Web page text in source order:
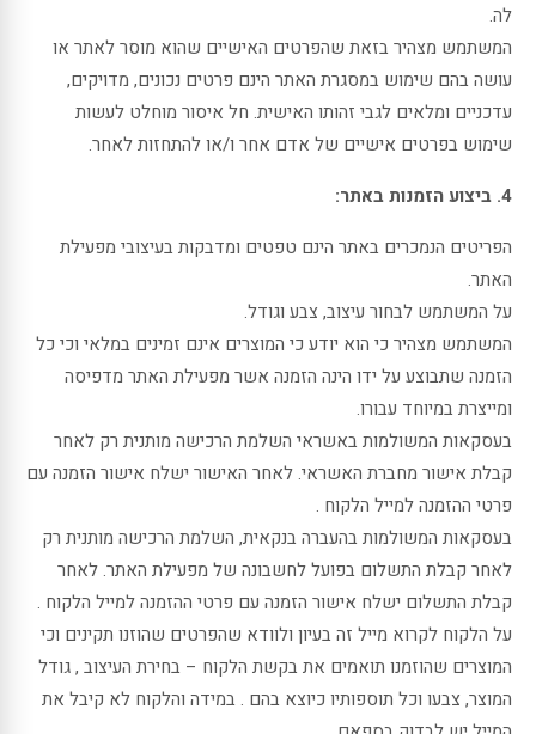
לה.
המשתמש מצהיר בזאת שהפרטים האישיים שהוא מוסר לאתר או
עושה בהם שימוש במסגרת האתר הינם פרטים נכונים, מדויקים,
עדכניים ומלאים לגבי זהותו האישית. חל איסור מוחלט לעשות
שימוש בפרטים אישיים של אדם אחר ו/או להתחזות לאחר.
4. ביצוע הזמנות באתר:
הפריטים הנמכרים באתר הינם טפטים ומדבקות בעיצובי מפעילת
האתר.
על המשתמש לבחור עיצוב, צבע וגודל.
המשתמש מצהיר כי הוא יודע כי המוצרים אינם זמינים במלאי וכי כל
הזמנה שתבוצע על ידו הינה הזמנה אשר מפעילת האתר מדפיסה
ומייצרת במיוחד עבורו.
בעסקאות המשולמות באשראי השלמת הרכישה מותנית רק לאחר
קבלת אישור מחברת האשראי. לאחר האישור ישלח אישור הזמנה עם
פרטי ההזמנה למייל הלקוח .
בעסקאות המשולמות בהעברה בנקאית, השלמת הרכישה מותנית רק
לאחר קבלת התשלום בפועל לחשבונה של מפעילת האתר. לאחר
קבלת התשלום ישלח אישור הזמנה עם פרטי ההזמנה למייל הלקוח .
על הלקוח לקרוא מייל זה בעיון ולוודא שהפרטים שהוזנו תקינים וכי
המוצרים שהוזמנו תואמים את בקשת הלקוח – בחירת העיצוב , גודל
המוצר, צבעו וכל תוספותיו כיוצא בהם . במידה והלקוח לא קיבל את